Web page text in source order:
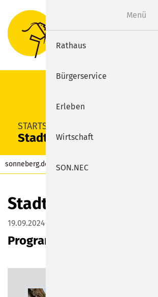
STARTSEITE
Stadt- und Museumsfest
sonneberg.de Kalender
Stadt- und
19.09.2024–22.09.2024
Programm vom 19. bis 22.09.
Menü
Rathaus
Bürgerservice
Erleben
Wirtschaft
SON.NEC